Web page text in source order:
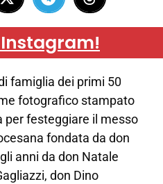
famiglia dei primi 50
fotografico stampato
per festeggiare il messo
fondata da don
anni da don Natale
don Dino